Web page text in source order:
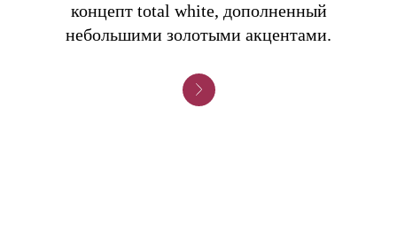
концепт total white, дополненный
небольшими золотыми акцентами.